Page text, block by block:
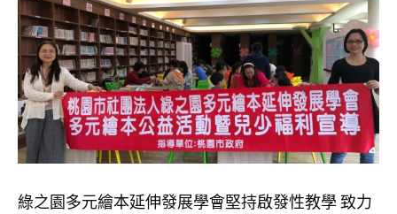
綠之園多元繪本延伸發展學會堅持啟發性教學 致力